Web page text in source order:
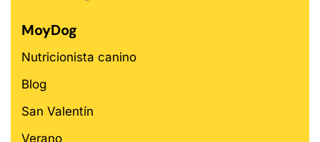
MoyDog
Nutricionista canino
Blog
San Valentín
Verano